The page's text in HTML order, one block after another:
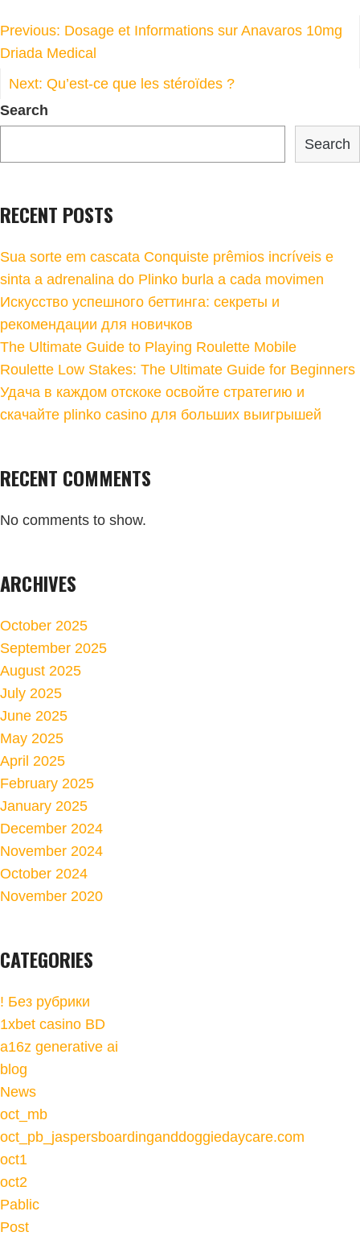
POST
NAVIGATION
Previous: Dosage et Informations sur Anavaros 10mg
Driada Medical
Next: Qu’est-ce que les stéroïdes ?
Search
Search
RECENT POSTS
Sua sorte em cascata Conquiste prêmios incríveis e
sinta a adrenalina do Plinko burla a cada movimen
Искусство успешного беттинга: секреты и
рекомендации для новичков
The Ultimate Guide to Playing Roulette Mobile
Roulette Low Stakes: The Ultimate Guide for Beginners
Удача в каждом отскоке освойте стратегию и
скачайте plinko casino для больших выигрышей
RECENT COMMENTS
No comments to show.
ARCHIVES
October 2025
September 2025
August 2025
July 2025
June 2025
May 2025
April 2025
February 2025
January 2025
December 2024
November 2024
October 2024
November 2020
CATEGORIES
! Без рубрики
1xbet casino BD
a16z generative ai
blog
News
oct_mb
oct_pb_jaspersboardinganddoggiedaycare.com
oct1
oct2
Pablic
Post